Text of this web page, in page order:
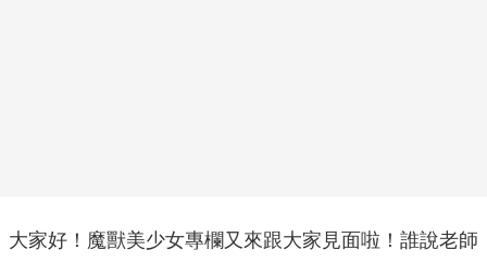
大家好！魔獸美少女專欄又來跟大家見面啦！誰說老師